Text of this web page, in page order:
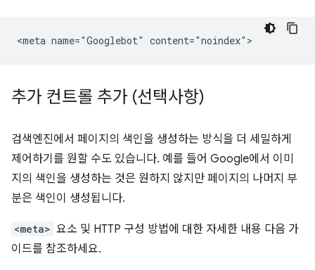
추가 컨트롤 추가 (선택사항)
검색엔진에서 페이지의 색인을 생성하는 방식을 더 세밀하게
제어하기를 원할 수도 있습니다. 예를 들어 Google에서 이미
지의 색인을 생성하는 것은 원하지 않지만 페이지의 나머지 부
분은 색인이 생성됩니다.
<meta> 요소 및 HTTP 구성 방법에 대한 자세한 내용 다음 가
이드를 참조하세요.